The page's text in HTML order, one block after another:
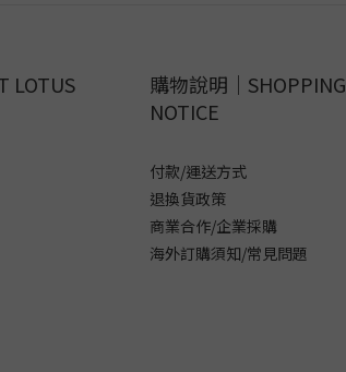
LOTUS
購物說明｜SHOPPING
NOTICE
付款/運送方式
退換貨政策
商業合作/企業採購
海外訂購須知/常見問題